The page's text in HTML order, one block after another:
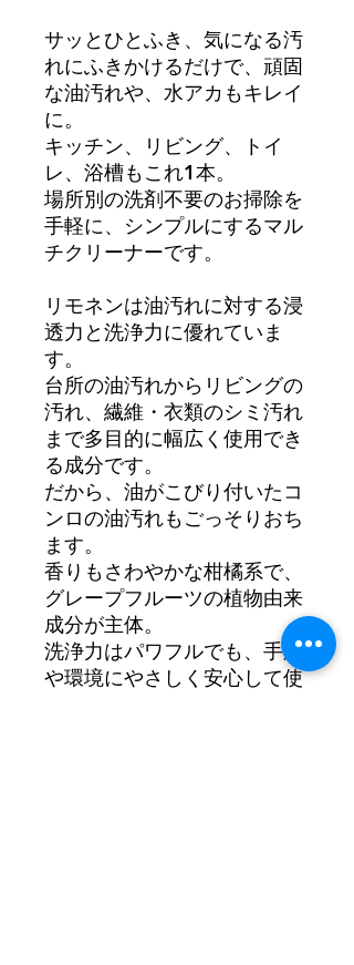
サッとひとふき、気になる汚
れにふきかけるだけで、頑固
な油汚れや、水アカもキレイ
に。
キッチン、リビング、トイ
レ、浴槽もこれ1本。
場所別の洗剤不要のお掃除を
手軽に、シンプルにするマル
チクリーナーです。
リモネンは油汚れに対する浸
透力と洗浄力に優れていま
す。
台所の油汚れからリビングの
汚れ、繊維・衣類のシミ汚れ
まで多目的に幅広く使用でき
る成分です。
だから、油がこびり付いたコ
ンロの油汚れもごっそりおち
ます。
香りもさわやかな柑橘系で、
グレープフルーツの植物由来
成分が主体。
洗浄力はパワフルでも、手肌
や環境にやさしく安心して使